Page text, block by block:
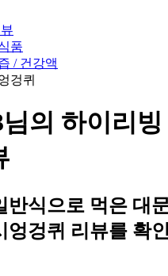
품
/ 건강액
겅퀴
의 하이리
반식으로 먹은 대
엉겅퀴 리뷰를 확